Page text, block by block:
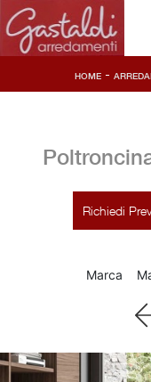
HOME-
Richiedi
Marca